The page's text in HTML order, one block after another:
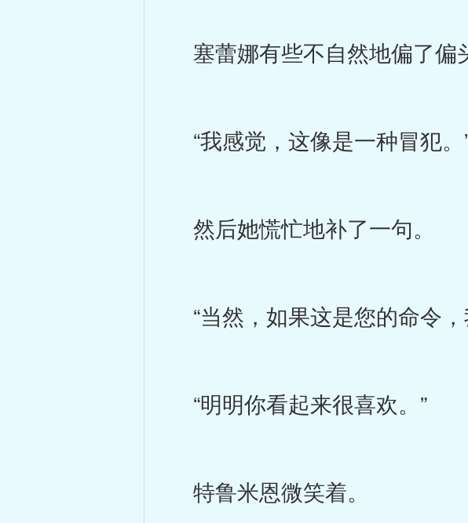
塞蕾娜有些不自然地偏了偏
“我感觉，这像是一种冒犯。
然后她慌忙地补了一句。
“当然，如果这是您的命令
“明明你看起来很喜欢。”
特鲁米恩微笑着。